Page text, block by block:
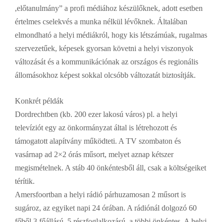
,előtanulmány” a profi médiához készülőknek, adott esetben
értelmes cselekvés a munka nélkül lévőknek. Általában
elmondható a helyi médiákról, hogy kis létszámúak, rugalmas
szervezetűek, képesek gyorsan követni a helyi viszonyok
változását és a kommunikációnak az országos és regionális
állomásokhoz képest sokkal olcsóbb változatát biztosítják.
Konkrét példák
Dordrechtben (kb. 200 ezer lakosú város) pl. a helyi
televíziót egy az önkormányzat által is létrehozott és
támogatott alapítvány működteti. A TV szombaton és
vasárnap ad 2×2 órás műsort, melyet aznap kétszer
megismételnek. A stáb 40 önkéntesből áll, csak a költségeiket
térítik.
Amersfoortban a helyi rádió párhuzamosan 2 műsort is
sugároz, az egyiket napi 24 órában. A rádiónál dolgozó 60